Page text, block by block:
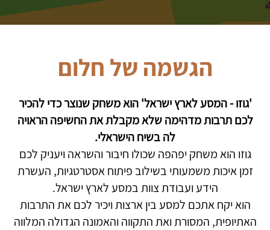
הגשמה של חלום
'גוזו - המסע לארץ ישראל' הוא משחק שנוצר כדי להכיר
לכם תרבות מדהימה שלא מקבלת את החשיפה הראויה
לה בשיח הישראלי.
גוזו הוא משחק יפהפה שכולו חיבור והשראה ויעניק לכם
זמן איכות משמעותי בשילוב פיתוח אסטרטגיות, העשרת
הידע ועבודת צוות במסע לארץ ישראל.
הוא יקח אתכם למסע בין ארצות ויכיר לכם את התרבות
האתיופית, המסורת ואת התקווה והאמונה הגדולה המלווה